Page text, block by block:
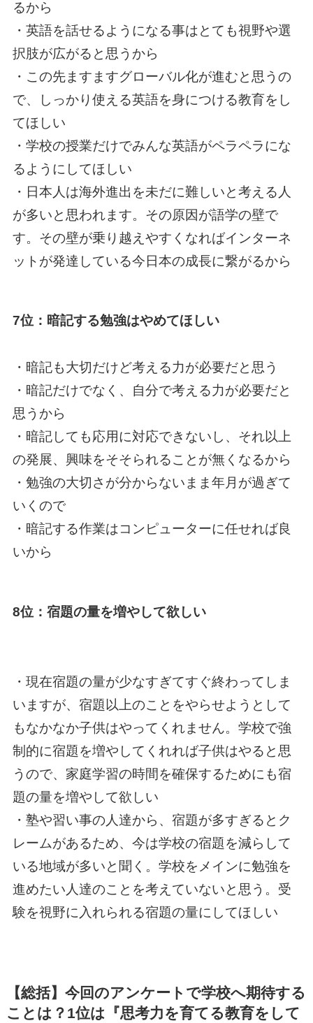
るから
・英語を話せるようになる事はとても視野や選
択肢が広がると思うから
・この先ますますグローバル化が進むと思うの
で、しっかり使える英語を身につける教育をし
てほしい
・学校の授業だけでみんな英語がペラペラにな
るようにしてほしい
・日本人は海外進出を未だに難しいと考える人
が多いと思われます。その原因が語学の壁で
す。その壁が乗り越えやすくなればインターネ
ットが発達している今日本の成長に繋がるから
7位：暗記する勉強はやめてほしい
・暗記も大切だけど考える力が必要だと思う
・暗記だけでなく、自分で考える力が必要だと
思うから
・暗記しても応用に対応できないし、それ以上
の発展、興味をそそられることが無くなるから
・勉強の大切さが分からないまま年月が過ぎて
いくので
・暗記する作業はコンピューターに任せれば良
いから
8位：宿題の量を増やして欲しい
・現在宿題の量が少なすぎてすぐ終わってしま
いますが、宿題以上のことをやらせようとして
もなかなか子供はやってくれません。学校で強
制的に宿題を増やしてくれれば子供はやると思
うので、家庭学習の時間を確保するためにも宿
題の量を増やして欲しい
・塾や習い事の人達から、宿題が多すぎるとク
レームがあるため、今は学校の宿題を減らして
いる地域が多いと聞く。学校をメインに勉強を
進めたい人達のことを考えていないと思う。受
験を視野に入れられる宿題の量にしてほしい
【総括】今回のアンケートで学校へ期待する
ことは？1位は『思考力を育てる教育をして